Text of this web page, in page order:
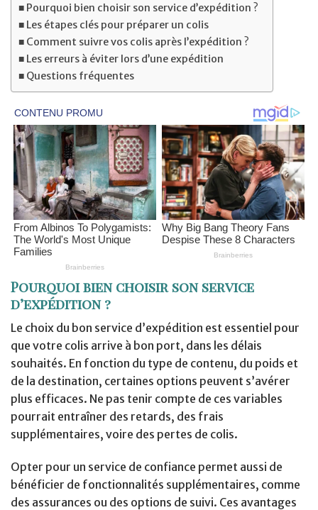
Pourquoi bien choisir son service d’expédition ?
Les étapes clés pour préparer un colis
Comment suivre vos colis après l’expédition ?
Les erreurs à éviter lors d’une expédition
Questions fréquentes
Pourquoi bien choisir son service
d’expédition ?
Le choix du bon service d’expédition est essentiel pour
que votre colis arrive à bon port, dans les délais
souhaités. En fonction du type de contenu, du poids et
de la destination, certaines options peuvent s’avérer
plus efficaces. Ne pas tenir compte de ces variables
pourrait entraîner des retards, des frais
supplémentaires, voire des pertes de colis.
Opter pour un service de confiance permet aussi de
bénéficier de fonctionnalités supplémentaires, comme
des assurances ou des options de suivi. Ces avantages